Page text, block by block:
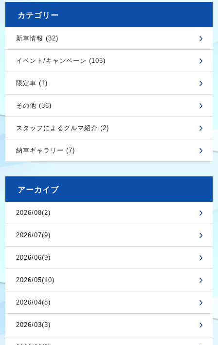
カテゴリー
新車情報 (32)
イベント/キャンペーン (105)
限定車 (1)
その他 (36)
スタッフによるクルマ紹介 (2)
納車ギャラリー (7)
アーカイブ
2026/08(2)
2026/07(9)
2026/06(9)
2026/05(10)
2026/04(8)
2026/03(3)